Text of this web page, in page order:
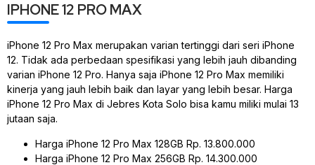
IPHONE 12 PRO MAX
iPhone 12 Pro Max merupakan varian tertinggi dari seri iPhone
12. Tidak ada perbedaan spesifikasi yang lebih jauh dibanding
varian iPhone 12 Pro. Hanya saja iPhone 12 Pro Max memiliki
kinerja yang jauh lebih baik dan layar yang lebih besar. Harga
iPhone 12 Pro Max di Jebres Kota Solo bisa kamu miliki mulai 13
jutaan saja.
Harga iPhone 12 Pro Max 128GB Rp. 13.800.000
Harga iPhone 12 Pro Max 256GB Rp. 14.300.000